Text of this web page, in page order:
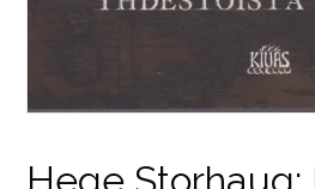
Hege Storhaug: